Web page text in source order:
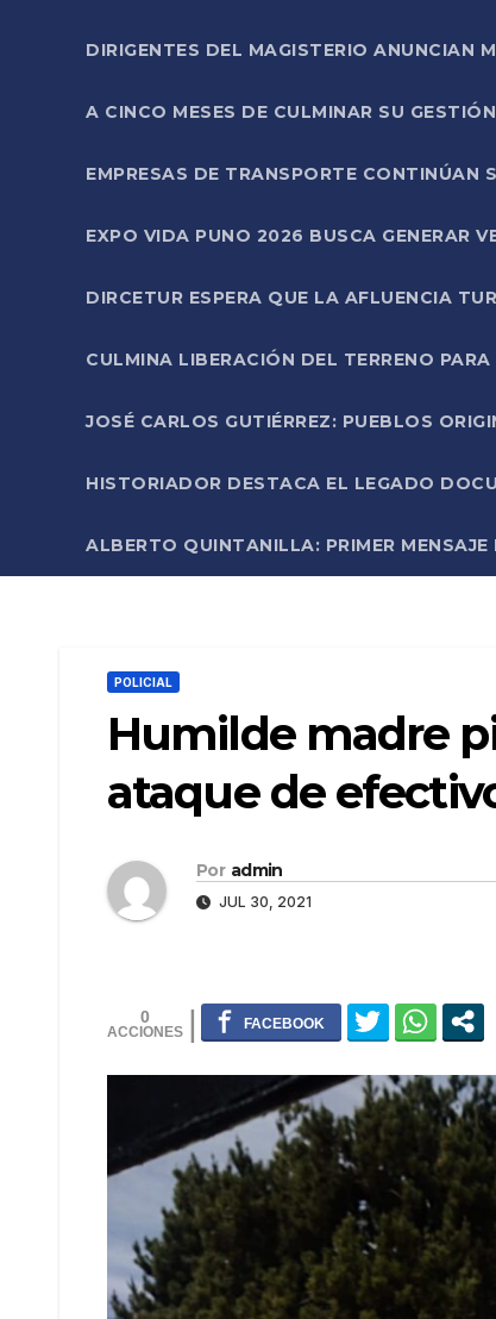
DIRIGENTES DEL MAGISTERIO ANUNCIAN
A CINCO MESES DE CULMINAR SU
EMPRESAS DE TRANSPORTE CONTINÚAN
EXPO VIDA PUNO 2026 BUSCA GENERAR
DIRCETUR ESPERA QUE LA AFLUENCIA
CULMINA LIBERACIÓN DEL TERRENO
JOSÉ CARLOS GUTIÉRREZ: PUEBLOS
HISTORIADOR DESTACA EL LEGADO
ALBERTO QUINTANILLA: PRIMER
POLICIAL
Humilde madre
ataque de
Por admin
JUL 30, 2021
0